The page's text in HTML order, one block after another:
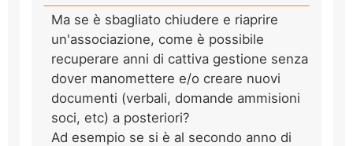
Ma se è sbagliato chiudere e riaprire
un'associazione, come è possibile
recuperare anni di cattiva gestione senza
dover manomettere e/o creare nuovi
documenti (verbali, domande ammisioni
soci, etc) a posteriori?
Ad esempio se si è al secondo anno di